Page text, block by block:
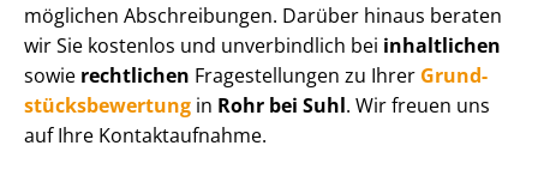
möglichen Abschreibungen. Darüber hinaus beraten
wir Sie kostenlos und unverbindlich bei inhaltlichen
sowie rechtlichen Fragestellungen zu Ihrer Grund­
stücks­be­wer­tung in Rohr bei Suhl. Wir freuen uns
auf Ihre Kontaktaufnahme.